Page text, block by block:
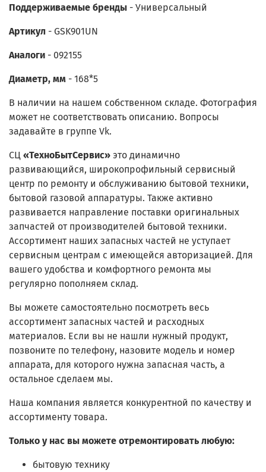
Поддерживаемые бренды - Универсальный
Артикул - GSK901UN
Аналоги - 092155
Диаметр, мм - 168*5
В наличии на нашем собственном складе. Фотография
может не соответствовать описанию. Вопросы
задавайте в группе Vk.
СЦ «ТехноБытСервис» это динамично
развивающийся, широкопрофильный сервисный
центр по ремонту и обслуживанию бытовой техники,
бытовой газовой аппаратуры. Также активно
развивается направление поставки оригинальных
запчастей от производителей бытовой техники.
Ассортимент наших запасных частей не уступает
сервисным центрам с имеющейся авторизацией. Для
вашего удобства и комфортного ремонта мы
регулярно пополняем склад.
Вы можете самостоятельно посмотреть весь
ассортимент запасных частей и расходных
материалов. Если вы не нашли нужный продукт,
позвоните по телефону, назовите модель и номер
аппарата, для которого нужна запасная часть, а
остальное сделаем мы.
Наша компания является конкурентной по качеству и
ассортименту товара.
Только у нас вы можете отремонтировать любую:
бытовую технику